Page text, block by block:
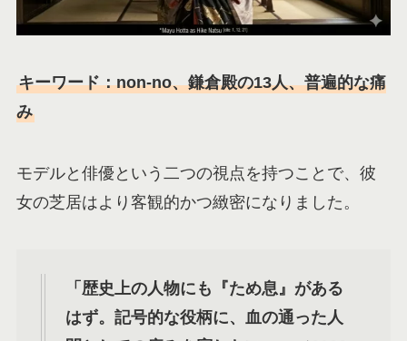
キーワード：non-no、鎌倉殿の13人、普遍的な痛
み
モデルと俳優という二つの視点を持つことで、彼
女の芝居はより客観的かつ緻密になりました。
「歴史上の人物にも『ため息』がある
はず。記号的な役柄に、血の通った人